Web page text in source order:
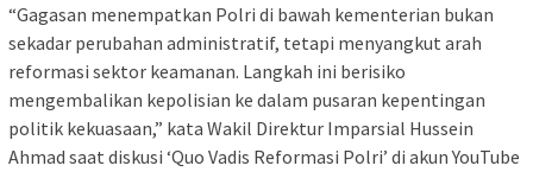
“Gagasan menempatkan Polri di bawah kementerian bukan
sekadar perubahan administratif, tetapi menyangkut arah
reformasi sektor keamanan. Langkah ini berisiko
mengembalikan kepolisian ke dalam pusaran kepentingan
politik kekuasaan,” kata Wakil Direktur Imparsial Hussein
Ahmad saat diskusi ‘Quo Vadis Reformasi Polri’ di akun YouTube